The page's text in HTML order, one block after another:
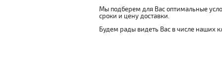
Мы подберем для Вас оптимальные
сроки и цену доставки.
Будем рады видеть Вас в числе наших